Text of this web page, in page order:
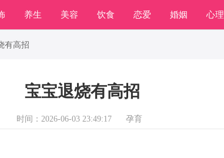
养生 美容 饮食 恋爱 婚姻 心理
养殖
有高招
宝宝退烧有高招
时间：2026-06-03 23:49:17 孕育